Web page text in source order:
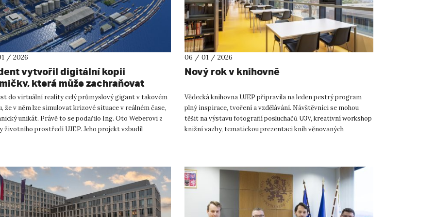
/ 2026
vytvořil digitální kopii
která může zachraňovat
do virtuální reality celý průmyslový gigant v takovém
že v něm lze simulovat krizové situace v reálném čase,
unikát. Právě to se podařilo Ing. Oto Weberovi z
životního prostředí UJEP. Jeho projekt vzbudil
06 / 01 / 2026
Nový rok v knihovně
Vědecká knihovna UJEP připravila na leden pestrý program
plný inspirace, tvoření a vzdělávání. Návštěvníci se mohou
těšit na výstavu fotografií posluchačů U3V, kreativní workshop
knižní vazby, tematickou prezentaci knih věnovaných